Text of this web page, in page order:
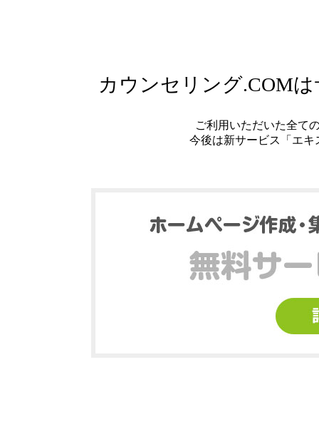
カウンセリング.COM
ご利用いただいた全て
今後は新サービス「エ